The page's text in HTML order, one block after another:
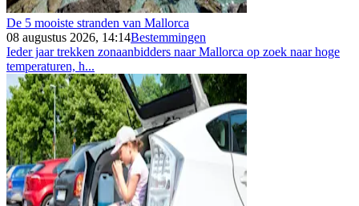
De 5 mooiste stranden van Mallorca
08 augustus 2026, 14:14Bestemmingen
Ieder jaar trekken zonaanbidders naar Mallorca op zoek naar hoge
temperaturen, h...